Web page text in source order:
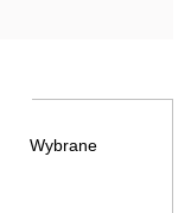
Wybrane